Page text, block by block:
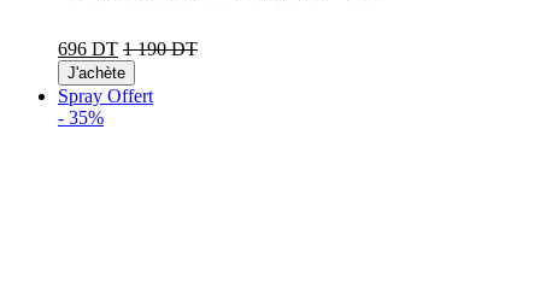
696 DT 1 190 DT
J'achète
Spray Offert
- 35%